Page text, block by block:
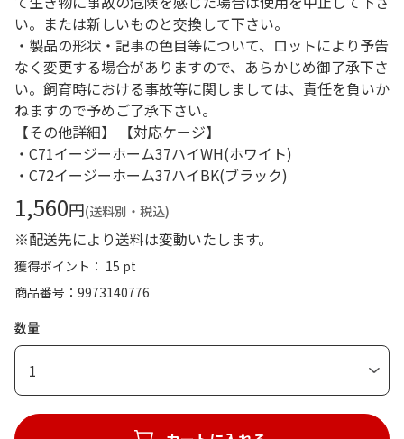
い。または新しいものと交換して下さい。
・製品の形状・記事の色目等について、ロットにより予告
なく変更する場合がありますので、あらかじめ御了承下さ
い。飼育時における事故等に関しましては、責任を負いか
ねますので予めご了承下さい。
【その他詳細】 【対応ケージ】
・C71イージーホーム37ハイWH(ホワイト)
・C72イージーホーム37ハイBK(ブラック)
1,560円(送料別・税込)
※配送先により送料は変動いたします。
獲得ポイント： 15 pt
商品番号
9973140776
数量
1